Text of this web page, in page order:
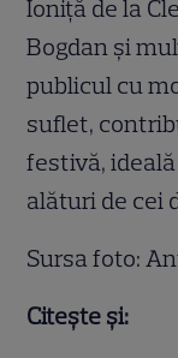
Ioniță de la
Bogdan și
publicul cu
suflet,
festivă,
alături de cei
Sursa foto:
Citește și: